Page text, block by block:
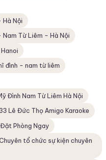
Nội
Từ Liêm - Hà Nội
đình - nam từ liêm
Đình Nam Từ Liêm Hà Nội
Lê Đức Thọ Amigo Karaoke
Phòng Ngay
tổ chức sự kiện chuyên